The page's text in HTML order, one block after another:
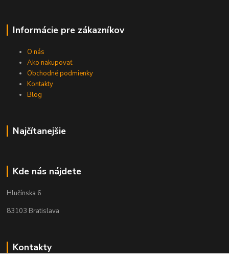
Informácie pre zákazníkov
O nás
Ako nakupovať
Obchodné podmienky
Kontakty
Blog
Najčítanejšie
Kde nás nájdete
Hlučínska 6
83103 Bratislava
Kontakty